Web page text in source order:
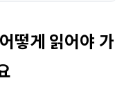
떻게 읽어야 가